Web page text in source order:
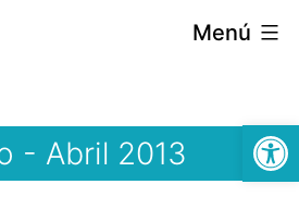
Abrir
Menú
- Abril 2013